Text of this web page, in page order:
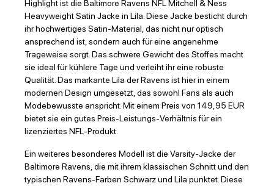
Highlight ist die Baltimore Ravens NFL Mitchell & Ness
Heavyweight Satin Jacke in Lila. Diese Jacke besticht durch
ihr hochwertiges Satin-Material, das nicht nur optisch
ansprechend ist, sondern auch für eine angenehme
Trageweise sorgt. Das schwere Gewicht des Stoffes macht
sie ideal für kühlere Tage und verleiht ihr eine robuste
Qualität. Das markante Lila der Ravens ist hier in einem
modernen Design umgesetzt, das sowohl Fans als auch
Modebewusste anspricht. Mit einem Preis von 149,95 EUR
bietet sie ein gutes Preis-Leistungs-Verhältnis für ein
lizenziertes NFL-Produkt.
Ein weiteres besonderes Modell ist die Varsity-Jacke der
Baltimore Ravens, die mit ihrem klassischen Schnitt und den
typischen Ravens-Farben Schwarz und Lila punktet. Diese